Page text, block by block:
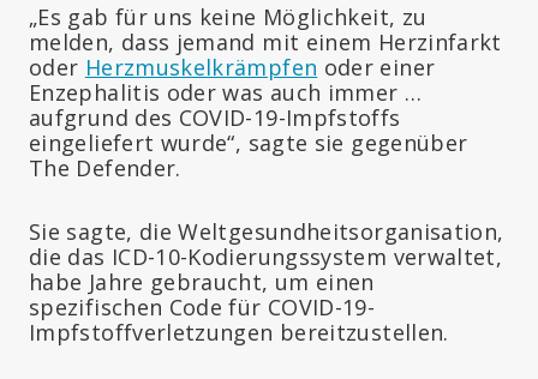
„Es gab für uns keine Möglichkeit, zu
melden, dass jemand mit einem Herzinfarkt
oder Herzmuskelkrämpfen oder einer
Enzephalitis oder was auch immer …
aufgrund des COVID-19-Impfstoffs
eingeliefert wurde“, sagte sie gegenüber
The Defender.
Sie sagte, die Weltgesundheitsorganisation,
die das ICD-10-Kodierungssystem verwaltet,
habe Jahre gebraucht, um einen
spezifischen Code für COVID-19-
Impfstoffverletzungen bereitzustellen.